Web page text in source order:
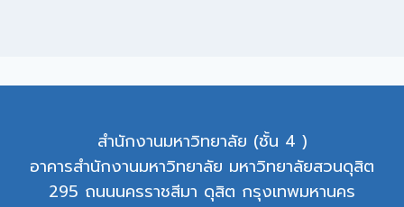
สำนักงานมหาวิทยาลัย (ชั้น 4 )
อาคารสำนักงานมหาวิทยาลัย มหาวิทยาลัยสวนดุสิต
295 ถนนนครราชสีมา ดุสิต กรุงเทพมหานคร